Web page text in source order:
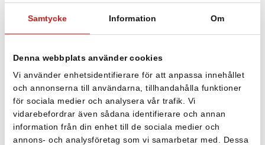
Samtycke Information Om
Denna webbplats använder cookies
Vi använder enhetsidentifierare för att anpassa innehållet
och annonserna till användarna, tillhandahålla funktioner
för sociala medier och analysera vår trafik. Vi
vidarebefordrar även sådana identifierare och annan
information från din enhet till de sociala medier och
annons- och analysföretag som vi samarbetar med. Dessa
Försedd med display
Går att få larm via ljud
Klassisk datalogger
Logger är en klassisk datalogger som startas, stoppas och
tömt i medföljande mjukvara. För djupare analys
rekommenderas EasyView Pro.Nätaggregat, mjukvaran
Comet Vision samt ett spårbart kalibreringsintyg (läs mer
om det här ) ingår.